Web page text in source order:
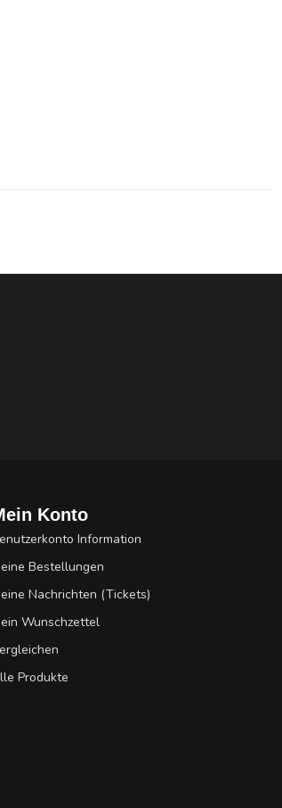
Konto
Information
Bestellungen
Nachrichten (Tickets)
Wunschzettel
Produkte